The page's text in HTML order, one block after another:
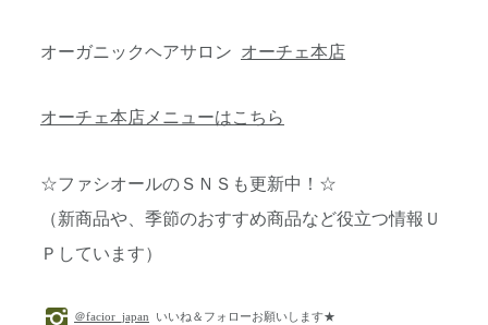
オーガニックヘアサロン オーチェ本店
オーチェ本店メニューはこちら
☆ファシオールのＳＮＳも更新中！☆
（新商品や、季節のおすすめ商品など役立つ情報Ｕ
Ｐしています）
＠facior_japan いいね＆フォローお願いします★